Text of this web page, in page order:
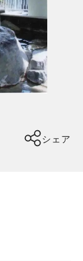
シェア